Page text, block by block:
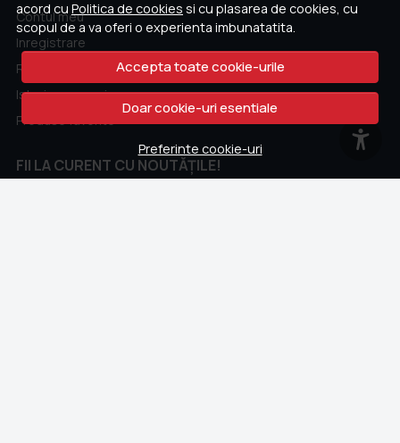
acord cu Politica de cookies si cu plasarea de cookies, cu
scopul de a va oferi o experienta imbunatatita.
Accepta toate cookie-urile
Doar cookie-uri esentiale
Preferinte cookie-uri
Contul meu
Inregistrare
Recuperare parola
Istoric comenzi
Produse favorite
FII LA CURENT CU NOUTĂȚILE!